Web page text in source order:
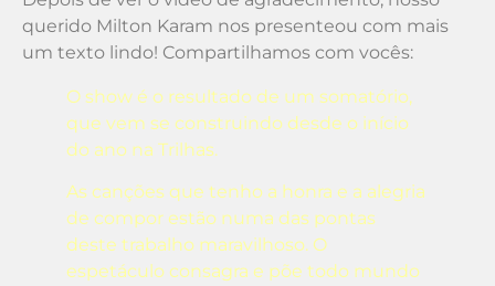
querido Milton Karam nos presenteou com mais
um texto lindo! Compartilhamos com vocês:
O show é o resultado de um somatório,
que vem se construindo desde o início
do ano na Trilhas.
As canções que tenho a honra e a alegria
de compor estão numa das pontas
deste trabalho maravilhoso. O
espetáculo consagra e põe todo mundo